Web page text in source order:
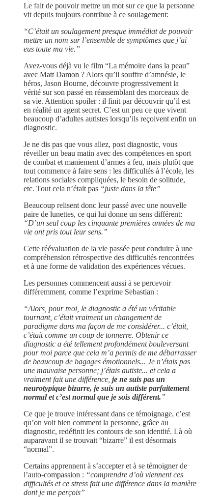
Le fait de pouvoir mettre un mot sur ce que la personne
vit depuis toujours contribue à ce soulagement:
“C’était un soulagement presque immédiat de pouvoir
mettre un nom sur l’ensemble de symptômes que j’ai
eus toute ma vie.”
Avez-vous déjà vu le film “La mémoire dans la peau”
avec Matt Damon ? Alors qu’il souffre d’amnésie, le
héros, Jason Bourne, découvre progressivement la
vérité sur son passé en réassemblant des morceaux de
sa vie. Attention spoiler : il finit par découvrir qu’il est
en réalité un agent secret. C’est un peu ce que vivent
beaucoup d’adultes autistes lorsqu’ils reçoivent enfin un
diagnostic.
Je ne dis pas que vous allez, post diagnostic, vous
réveiller un beau matin avec des compétences en sport
de combat et maniement d’armes à feu, mais plutôt que
tout commence à faire sens : les difficultés à l’école, les
relations sociales compliquées, le besoin de solitude,
etc. Tout cela n’était pas “juste dans la tête”
Beaucoup relisent donc leur passé avec une nouvelle
paire de lunettes, ce qui lui donne un sens différent:
“D’un seul coup les cinquante premières années de ma
vie ont pris tout leur sens.”
Cette réévaluation de la vie passée peut conduire à une
compréhension rétrospective des difficultés rencontrées
et à une forme de validation des expériences vécues.
Les personnes commencent aussi à se percevoir
différemment, comme l’exprime Sebastian :
“Alors, pour moi, le diagnostic a été un véritable
tournant, c’était vraiment un changement de
paradigme dans ma façon de me considérer... c’était,
c’était comme un coup de tonnerre. Obtenir ce
diagnostic a été tellement profondément bouleversant
pour moi parce que cela m’a permis de me débarrasser
de beaucoup de bagages émotionnels... Je n’étais pas
une mauvaise personne; j’étais autiste... et cela a
vraiment fait une différence, je ne suis pas un
neurotypique bizarre, je suis un autiste parfaitement
normal et c’est normal que je sois différent.”
Ce que je trouve intéressant dans ce témoignage, c’est
qu’on voit bien comment la personne, grâce au
diagnostic, redéfinit les contours de son identité. Là où
auparavant il se trouvait “bizarre” il est désormais
“normal”.
Certains apprennent à s’accepter et à se témoigner de
l’auto-compassion : “comprendre d’où viennent ces
difficultés et ce stress fait une différence dans la manière
dont je me perçois”